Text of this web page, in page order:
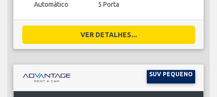
Automático 5 Porta
VER DETALHES...
SUV PEQUENO